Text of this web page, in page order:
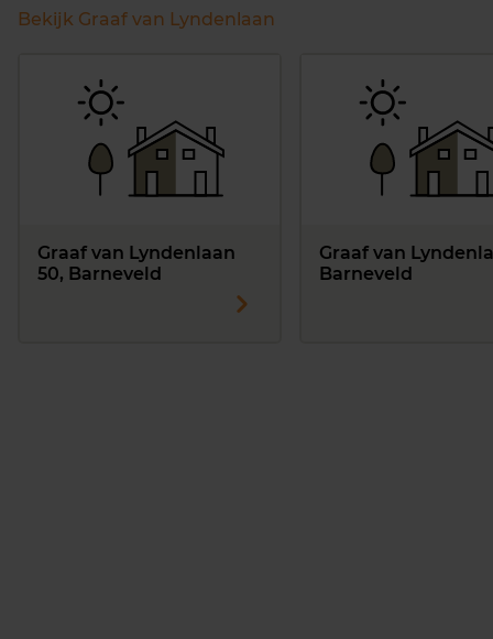
Bekijk Graaf van Lyndenlaan
Graaf van Lyndenlaan
50, Barneveld
Graaf van
Barneveld